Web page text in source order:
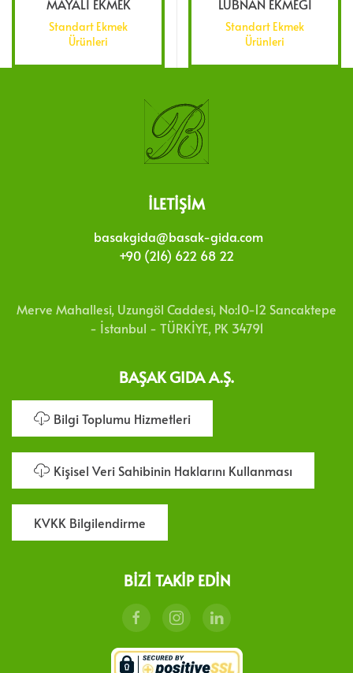
MAYALI EKMEK
Standart Ekmek
Ürünleri
LÜBNAN EKMEĞİ
Standart Ekmek
Ürünleri
BAŞAK GIDA A.Ş.
Bilgi Toplumu Hizmetleri
Kişisel Veri Sahibinin Haklarını Kullanması
KVKK Bilgilendirme
İLETIŞIM
basakgida@basak-gida.com
+90 (216) 622 68 22
Merve Mahallesi, Uzungöl Caddesi, No:10-12 Sancaktepe
- İstanbul - TÜRKİYE, PK 34791
BIZI TAKIP EDIN